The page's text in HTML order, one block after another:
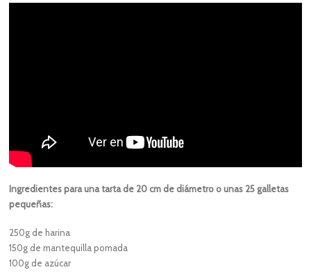
Ingredientes para una tarta de 20 cm de diámetro o unas 25 galletas
pequeñas:
250g de harina
150g de mantequilla pomada
100g de azúcar